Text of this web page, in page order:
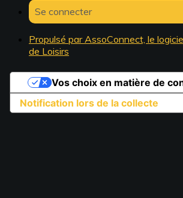
Se connecter
Propulsé par AssoConnect, le
de Loisirs
Notification lors de la collecte
Vos choix en matière de